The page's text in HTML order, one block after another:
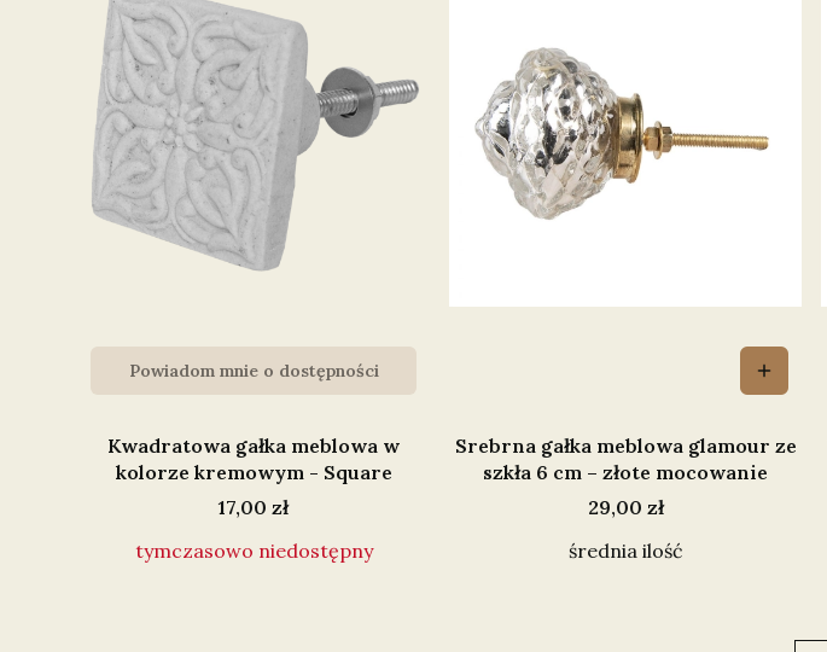
Powiadom mnie o dostępności
Kwadratowa gałka meblowa w
kolorze kremowym - Square
Cena
17,00 zł
tymczasowo niedostępny
Srebrna gałka meblowa glamour ze
szkła 6 cm – złote mocowanie
Cena
29,00 zł
średnia ilość